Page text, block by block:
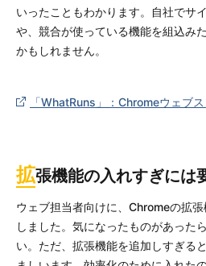
いったこともわかります。自社でサ
や、競合が使っている機能を組込み
かもしれません。
「WhatRuns」：Chromeウェブ
拡張機能の入れすぎには
ウェブ担当者向けに、 Chromeの拡張
しました。気になったものがあった
い。ただ、拡張機能を追加しすぎる